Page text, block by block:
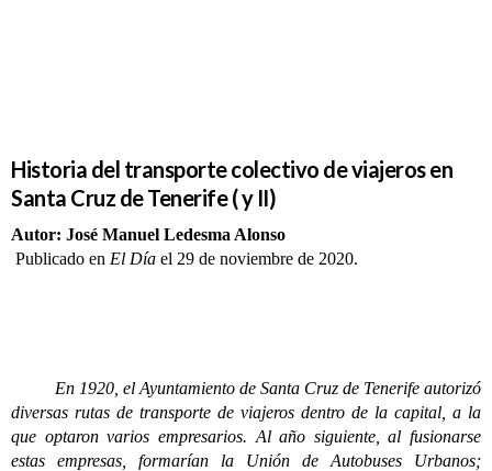
Historia del transporte colectivo de viajeros en
Santa Cruz de Tenerife ( y II)
Autor: José Manuel Ledesma Alonso
Publicado en El Día el 29 de noviembre de 2020.
En 1920, el Ayuntamiento de Santa Cruz de Tenerife autorizó
diversas rutas de transporte de viajeros dentro de la capital, a la
que optaron varios empresarios. Al año siguiente, al fusionarse
estas empresas, formarían la Unión de Autobuses Urbanos;